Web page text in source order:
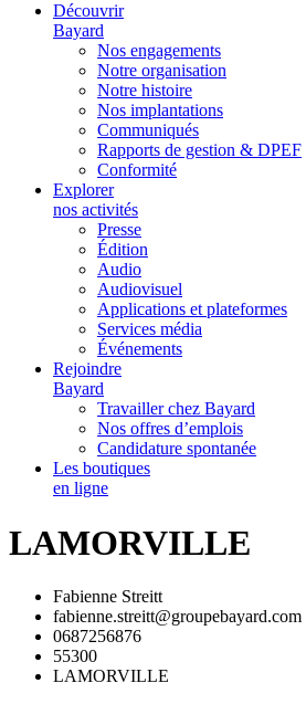
Découvrir
Bayard
Nos engagements
Notre organisation
Notre histoire
Nos implantations
Communiqués
Rapports de gestion & DPEF
Conformité
Explorer
nos activités
Presse
Édition
Audio
Audiovisuel
Applications et plateformes
Services média
Événements
Rejoindre
Bayard
Travailler chez Bayard
Nos offres d’emplois
Candidature spontanée
Les boutiques
en ligne
LAMORVILLE
Fabienne Streitt
fabienne.streitt@groupebayard.com
0687256876
55300
LAMORVILLE